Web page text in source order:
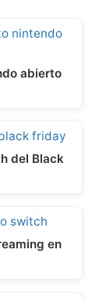
abierto
del Black
en